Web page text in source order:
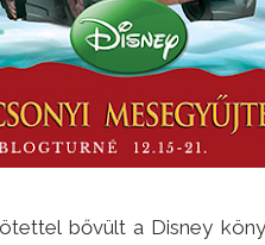
bővült a Disney